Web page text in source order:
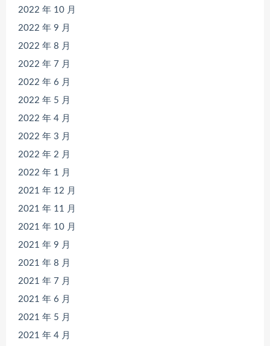
2022 年 10 月
2022 年 9 月
2022 年 8 月
2022 年 7 月
2022 年 6 月
2022 年 5 月
2022 年 4 月
2022 年 3 月
2022 年 2 月
2022 年 1 月
2021 年 12 月
2021 年 11 月
2021 年 10 月
2021 年 9 月
2021 年 8 月
2021 年 7 月
2021 年 6 月
2021 年 5 月
2021 年 4 月